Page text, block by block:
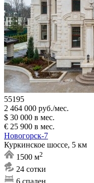
55195
2 464 000 руб./мес.
$ 30 000 в мес.
€ 25 900 в мес.
Новогорск-7
Куркинское шоссе, 5 км
1500 м2
24 сотки
6 спален